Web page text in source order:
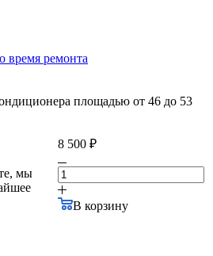
время ремонта
площадью от 46 до 53
мы
8 500 ₽
В корзину